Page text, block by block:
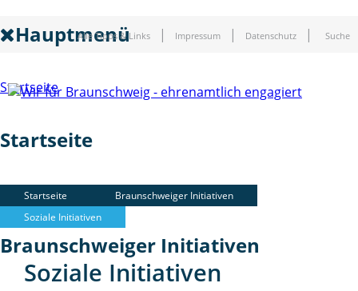
Alle Tipps & Links Impressum Datenschutz Suche
Hauptmenü
Startseite
Startseite
Braunschweiger Initiativen
Braunschweiger Initiativen
Startseite
Braunschweiger Initiativen
Soziale Initiativen
Soziale Initiativen